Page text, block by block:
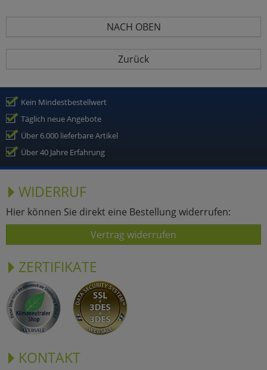
NACH OBEN
Zurück
Kein Mindestbestellwert
Täglich neue Angebote
Über 6.000 lieferbare Artikel
Über 40 Jahre Erfahrung
WIDERRUF
Hier können Sie direkt eine Bestellung widerrufen:
Vertrag widerrufen
ZERTIFIKATE
KONTAKT